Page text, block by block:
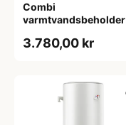
Combi
varmtvandsbeholder
1 spiral
3.780,00 kr